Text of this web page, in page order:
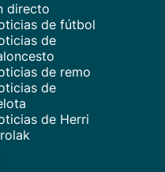
directo
de fútbol
de
de remo
de
de Herri